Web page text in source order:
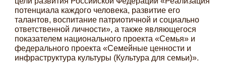
потенциала каждого человека, развитие его
талантов, воспитание патриотичной и социально
ответственной личности», а также являющегося
показателем национального проекта «Семья» и
федерального проекта «Семейные ценности и
инфраструктура культуры (Культура для семьи)».